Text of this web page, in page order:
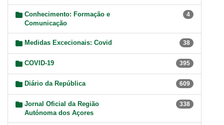
Conhecimento: Formação e
Comunicação
4
Medidas Excecionais: Covid 38
COVID-19 395
Diário da República 609
Jornal Oficial da Região
Autónoma dos Açores
338